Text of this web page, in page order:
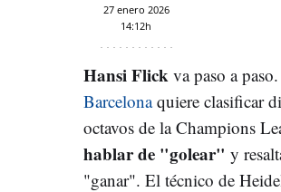
27 enero 2026
14:12h
Hansi Flick va paso a
Barcelonaquiere clasificar
octavos de la Champions
hablar de "golear" y
"ganar". El técnico de